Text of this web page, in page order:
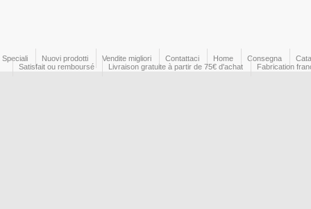
Speciali Nuovi prodotti Vendite migliori Contattaci Home Consegna
Satisfait ou remboursé
Livraison gratuite à partir de 75€ d'achat Fabrication